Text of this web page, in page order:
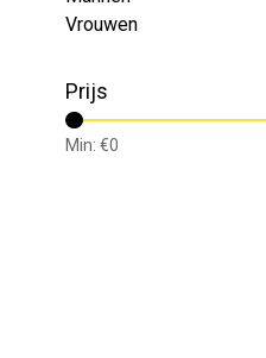
Vrouwen
Prijs
Min: €0